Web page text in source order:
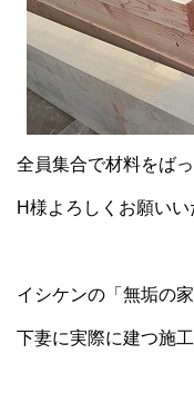
全員集合で材料をば
H様よろしくお願い
イシケンの「無垢の家
下妻に実際に建つ施工